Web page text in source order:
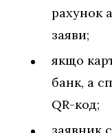
рахунок
заяви;
якщо
банк, а
QR-код;